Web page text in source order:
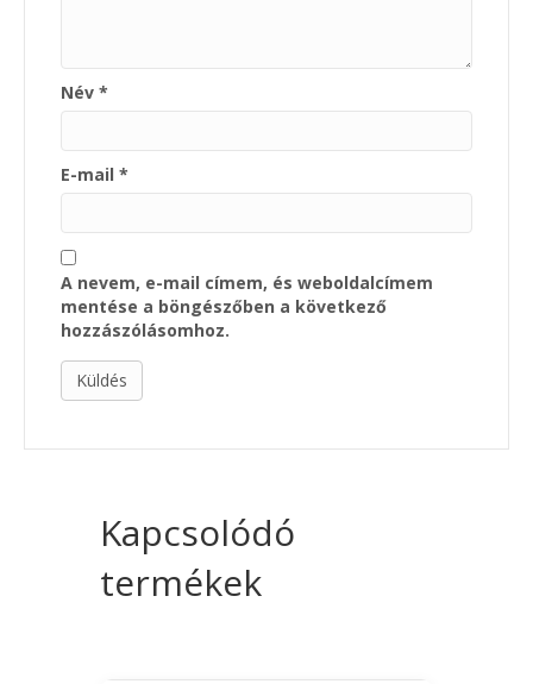
Név *
E-mail *
A nevem, e-mail címem, és weboldalcímem
mentése a böngészőben a következő
hozzászólásomhoz.
Kapcsolódó
termékek